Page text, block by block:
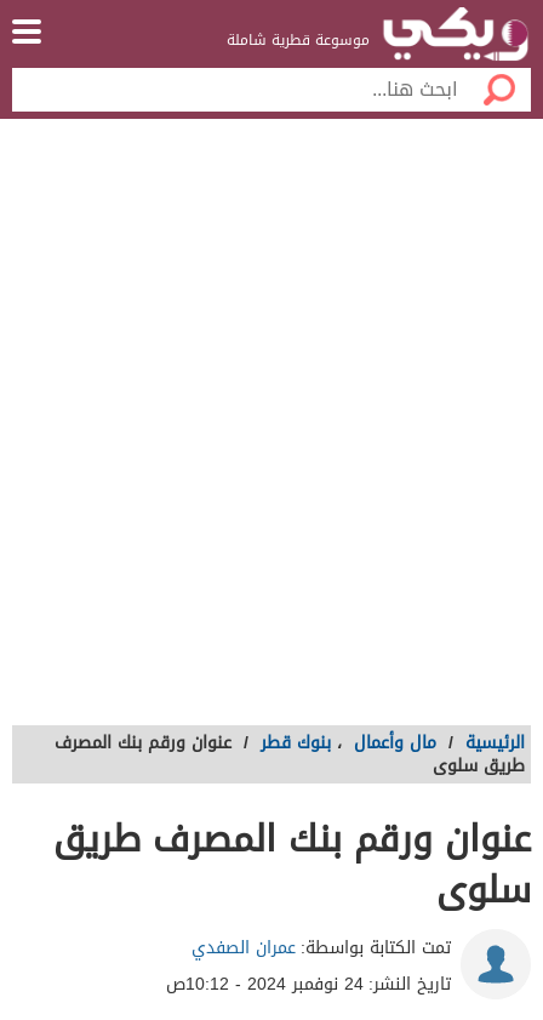
موسوعة قطرية شاملة
الرئيسية / مال وأعمال ، بنوك قطر / عنوان ورقم بنك المصرف
طريق سلوى
عنوان ورقم بنك المصرف طريق
سلوى
تمت الكتابة بواسطة:عمران الصفدي
تاريخ النشر:24 نوفمبر 2024 - 10:12ص